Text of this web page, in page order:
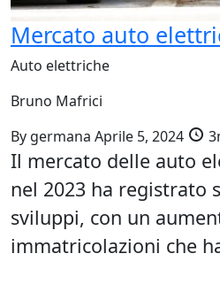
Mercato auto
Auto elettriche
Bruno Mafrici
By germana Aprile 5, 2024
Il mercato delle auto
nel 2023 ha registrato
sviluppi, con un
immatricolazioni che